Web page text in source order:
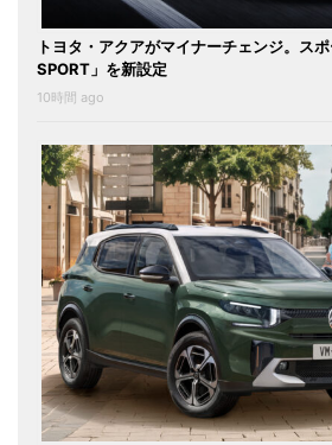
トヨタ・アクアがマイナーチェンジ。ス
SPORT」を新設定
10時間 ago